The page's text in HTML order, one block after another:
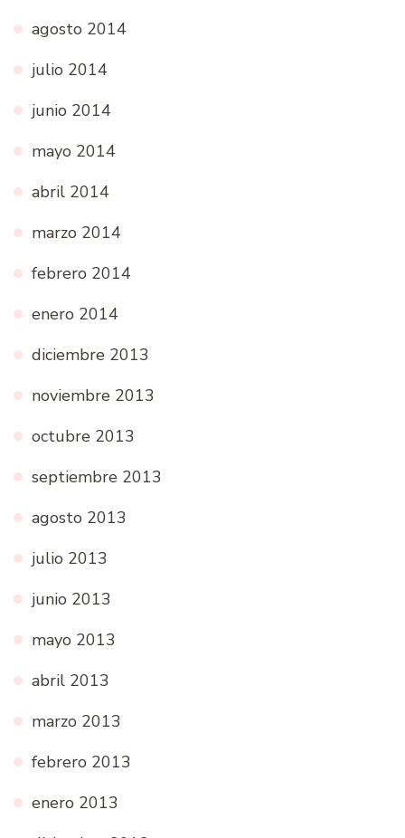
agosto 2014
julio 2014
junio 2014
mayo 2014
abril 2014
marzo 2014
febrero 2014
enero 2014
diciembre 2013
noviembre 2013
octubre 2013
septiembre 2013
agosto 2013
julio 2013
junio 2013
mayo 2013
abril 2013
marzo 2013
febrero 2013
enero 2013